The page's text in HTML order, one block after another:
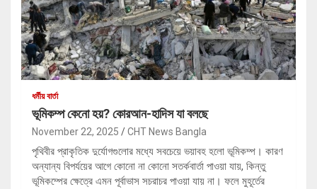
ধর্মীয় বার্তা
ভূমিকম্প কেনো হয়? কোরআন-হাদিস যা বলছে
November 22, 2025 CHT News Bangla
পৃথিবীর প্রাকৃতিক দুর্যোগগুলোর মধ্যে সবচেয়ে ভয়াবহ হলো ভূমিকম্প। কারণ
অন্যান্য বিপর্যয়ের আগে কোনো না কোনো সতর্কবার্তা পাওয়া যায়, কিন্তু
ভূমিকম্পের ক্ষেত্রে এমন পূর্বাভাস সচরাচর পাওয়া যায় না। ফলে মুহূর্তের